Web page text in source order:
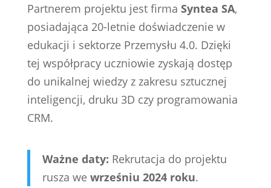
Partnerem projektu jest firma Syntea SA,
posiadająca 20-letnie doświadczenie w
edukacji i sektorze Przemysłu 4.0. Dzięki
tej współpracy uczniowie zyskają dostęp
do unikalnej wiedzy z zakresu sztucznej
inteligencji, druku 3D czy programowania
CRM.
Ważne daty: Rekrutacja do projektu
rusza we wrześniu 2024 roku.